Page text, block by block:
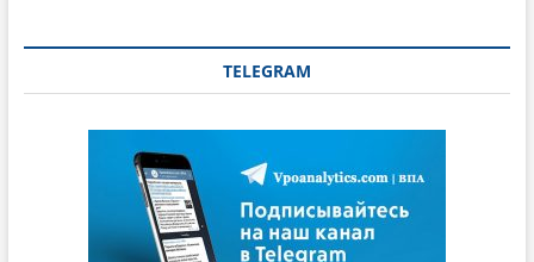
TELEGRAM